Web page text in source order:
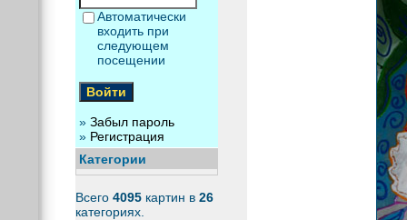
Автоматически
входить при
следующем
посещении
» Забыл пароль
» Регистрация
Категории
Всего 4095 картин в 26
категориях.